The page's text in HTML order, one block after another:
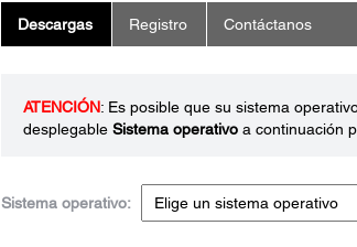
Descargas Registro Contáctanos
ATENCIÓN: Es posible que su sistema
desplegable Sistema operativoa continuación
Sistema operativo: